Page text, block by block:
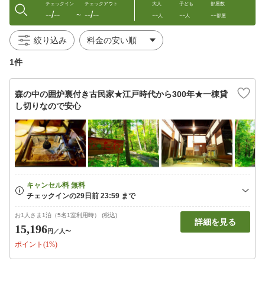
チェックイン
--/-- 〜
チェックアウト
--/--
大人
--人
子ども
--人
部屋数
--部屋
絞り込み
1件
森の中の囲炉裏付き古民家★江戸時代から300年★一棟貸
し切りなので安心
お1人さま1泊（5名1室利用時） (税込)
15,196円 ／人〜
ポイント(1%)
詳細を見る